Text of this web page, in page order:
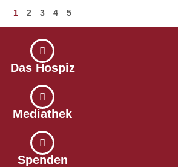
1 2 3 4 5
Das Hospiz
Mediathek
Spenden